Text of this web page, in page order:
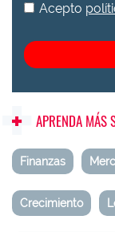
Acepto
APRENDA MÁS
Finanzas
Crecimiento